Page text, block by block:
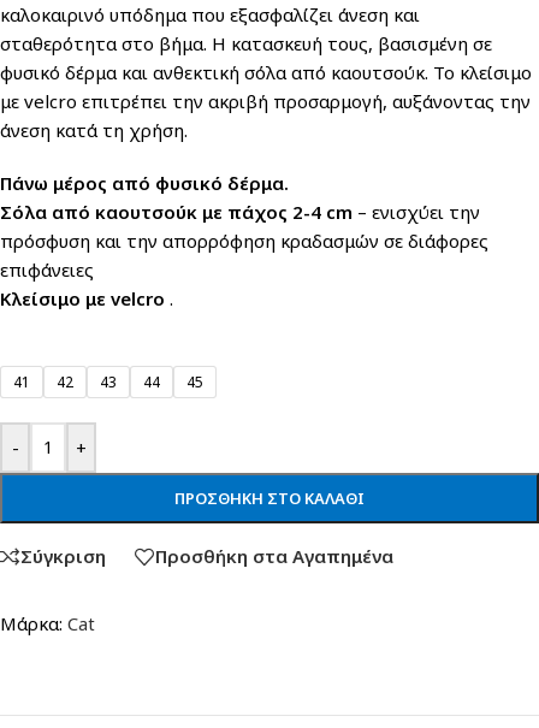
καλοκαιρινό υπόδημα που εξασφαλίζει άνεση και
σταθερότητα στο βήμα. Η κατασκευή τους, βασισμένη σε
φυσικό δέρμα και ανθεκτική σόλα από καουτσούκ. Το κλείσιμο
με velcro επιτρέπει την ακριβή προσαρμογή, αυξάνοντας την
άνεση κατά τη χρήση.
Πάνω μέρος από φυσικό δέρμα.
Σόλα από καουτσούκ με πάχος 2-4 cm – ενισχύει την
πρόσφυση και την απορρόφηση κραδασμών σε διάφορες
επιφάνειες
Κλείσιμο με velcro .
41 42 43 44 45
- +
ΠΡΟΣΘΉΚΗ ΣΤΟ ΚΑΛΆΘΙ
Σύγκριση Προσθήκη στα Αγαπημένα
Μάρκα: Cat